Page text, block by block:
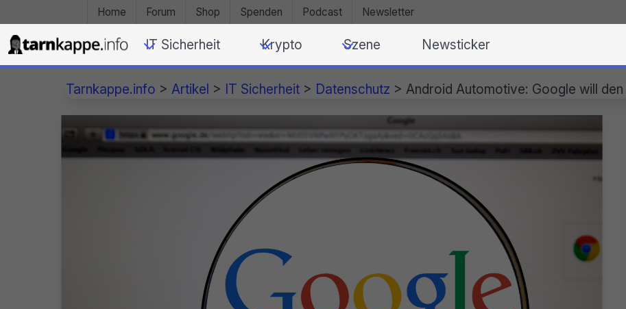
Home Forum Shop Spenden Podcast Newsletter
IT Sicherheit Krypto Szene Newsticker
Tarnkappe.info > Artikel > IT Sicherheit > Datenschutz > Android Automotive: Google will